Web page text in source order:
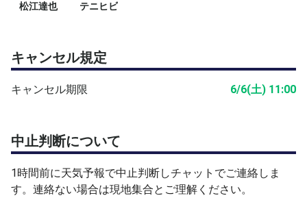
松江達也 テニヒビ
キャンセル規定
キャンセル期限 6/6(土) 11:00
中止判断について
1時間前に天気予報で中止判断しチャットでご連絡しま
す。連絡ない場合は現地集合とご理解ください。